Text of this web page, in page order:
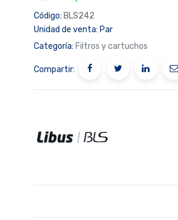
Código: BLS242
Unidad de venta: Par
Categoría: Filtros y cartuchos
Compartir: